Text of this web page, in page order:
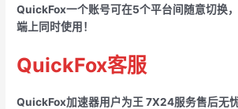
QuickFox一个账号可在5个平台间随意切换
端上同时使用！
QuickFox客服
QuickFox加速器用户为王 7X24服务售后无